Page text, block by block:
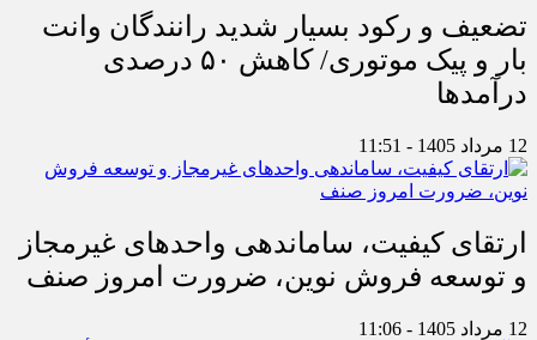
تضعیف و رکود بسیار شدید رانندگان وانت
بار و پیک موتوری/ کاهش ۵۰ درصدی
درآمدها
12 مرداد 1405 - 11:51
ارتقای کیفیت، ساماندهی واحدهای غیرمجاز
و توسعه فروش نوین، ضرورت امروز صنف
12 مرداد 1405 - 11:06